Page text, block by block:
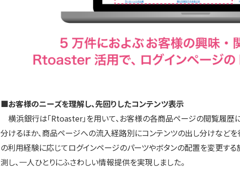
■お客様のニーズを理解し、先回りしたコンテンツ表示
横浜銀行は「Rtoaster」を用いて、お客様の各商品ページの閲覧履歴
分けるほか、商品ページへの流入経路別にコンテンツの出し分けなどを
の利用経験に応じてログインページのパーツやボタンの配置を変更す
測し、一人ひとりにふさわしい情報提供を実現しました。